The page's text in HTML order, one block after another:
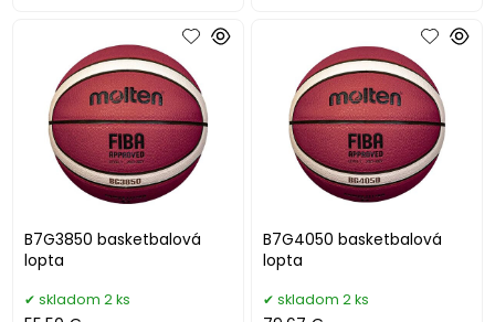
B7G3850 basketbalová
lopta
skladom 2 ks
B7G4050 basketbalová
lopta
skladom 2 ks